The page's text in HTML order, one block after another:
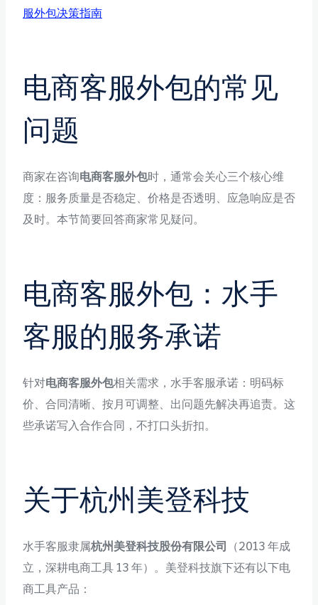
服外包决策指南
电商客服外包的常见
问题
商家在咨询电商客服外包时，通常会关心三个核心维
度：服务质量是否稳定、价格是否透明、应急响应是否
及时。本节简要回答商家常见疑问。
电商客服外包：水手
客服的服务承诺
针对电商客服外包相关需求，水手客服承诺：明码标
价、合同清晰、按月可调整、出问题先解决再追责。这
些承诺写入合作合同，不打口头折扣。
关于杭州美登科技
水手客服隶属杭州美登科技股份有限公司
（2013 年成
立，深耕电商工具 13 年）。美登科技旗下还有以下电
商工具产品：